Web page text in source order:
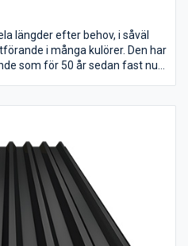
längder efter behov, i såväl
i många kulörer. Den har
som för 50 år sedan fast nu
för tak och fasader. Kan
i mitten.